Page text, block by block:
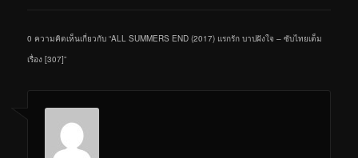
0 ความคิดเห็นเกี่ยวกับ “ALL SUMMERS END (2017) แรกรัก บาปฝังใจ – ซับไทยเต็ม
เรื่อง [307]”